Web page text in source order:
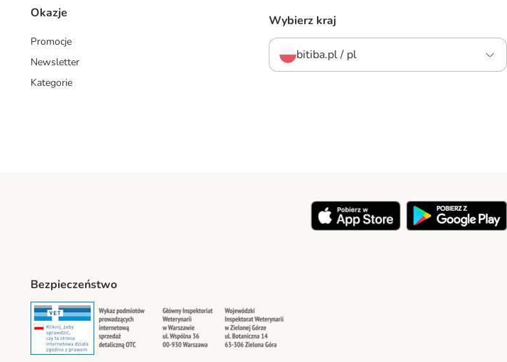
Okazje
Promocje
Newsletter
Kategorie
Wybierz kraj
bitiba.pl / pl
Bezpieczeństwo
Security Security Security